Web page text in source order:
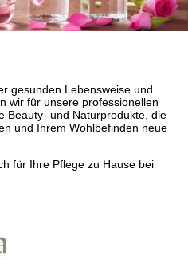
gesunden Lebensweise und
wir für unsere professionellen
Beauty- und Naturprodukte, die
und Ihrem Wohlbefinden neue
für Ihre Pflege zu Hause bei